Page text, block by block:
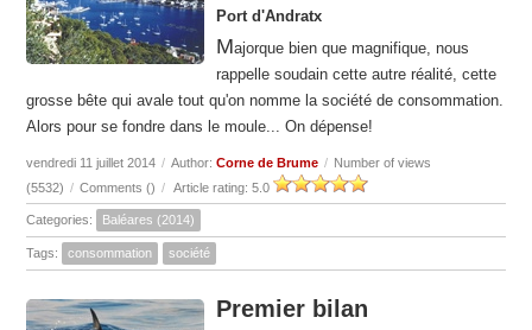
Port d'Andratx
Majorque bien que magnifique, nous
rappelle soudain cette autre réalité, cette
grosse bête qui avale tout qu'on nomme la société de consommation.
Alors pour se fondre dans le moule... On dépense!
vendredi 11 juillet 2014 / Author:Corne de Brume / Number of views
(5532) / Comments () / Article rating: 5.0
Categories: Baléares (2014)
Tags: consommation société
Premier bilan